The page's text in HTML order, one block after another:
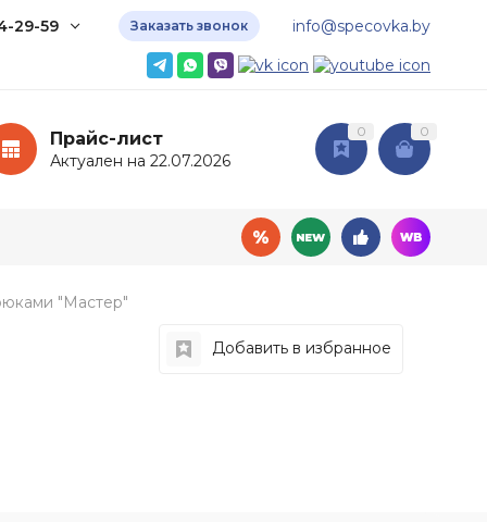
29-59
— белорусский
320-41-40
Заказать звонок info@specovka.by
Прайс-лист
Актуален на 22.07.2026
0 0
"Мастер"
Добавить в избранное